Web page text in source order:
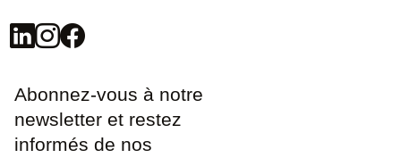
Abonnez-vous à notre
newsletter et restez
informés de nos